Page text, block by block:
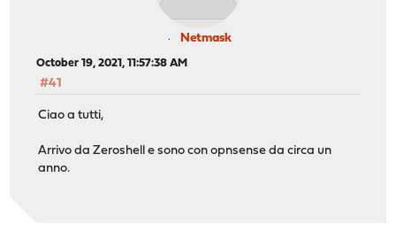
Netmask
October 19, 2021, 11:57:38 AM
#41
Ciao a tutti,
Arrivo da Zeroshell e sono con opnsense da circa un
anno.